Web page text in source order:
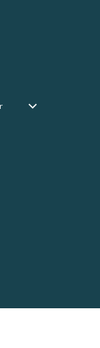
auszublenden
Von 11:00 bis 17:00